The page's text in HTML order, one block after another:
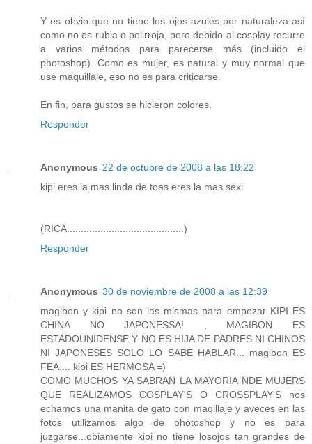
Y es obvio que no tiene los ojos azules por naturaleza así
como no es rubia o pelirroja, pero debido al cosplay recurre
a varios métodos para parecerse más (incluido el
photoshop). Como es mujer, es natural y muy normal que
use maquillaje, eso no es para criticarse.
En fin, para gustos se hicieron colores.
Responder
Anonymous 22 de octubre de 2008 a las 18:22
kipi eres la mas linda de toas eres la mas sexi
(RICA..........................................)
Responder
Anonymous 30 de noviembre de 2008 a las 12:39
magibon y kipi no son las mismas para empezar KIPI ES
CHINA NO JAPONESSA! , MAGIBON ES
ESTADOUNIDENSE Y NO ES HIJA DE PADRES NI CHINOS
NI JAPONESES SOLO LO SABE HABLAR... magibon ES
FEA.... kipi ES HERMOSA =)
COMO MUCHOS YA SABRAN LA MAYORIA NDE MUJERS
QUE REALIZAMOS COSPLAY'S O CROSSPLAY'S nos
echamos una manita de gato con maqillaje y aveces en las
fotos utilizamos algo de photoshop y no es para
juzgarse...obiamente kipi no tiene losojos tan grandes de